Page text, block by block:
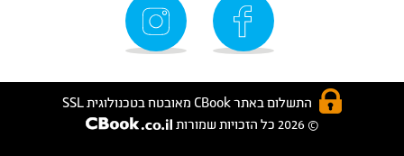
התשלום באתר CBook מאובטח בטכנולוגית SSL
© 2026 כל הזכויות שמורות